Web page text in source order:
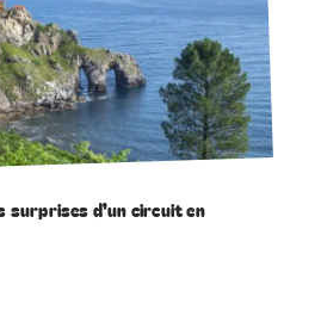
surprises d’un circuit en